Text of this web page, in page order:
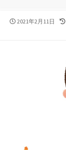
公
2021年2月11日